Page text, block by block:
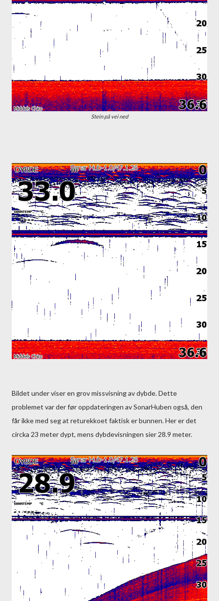
Stein på vei ned
Bildet under viser en grov missvisning av dybde. Dette
problemet var der før oppdateringen av SonarHuben også, den
får ikke med seg at returekkoet faktisk er bunnen. Her er det
circka 23 meter dypt, mens dybdevisningen sier 28.9 meter.